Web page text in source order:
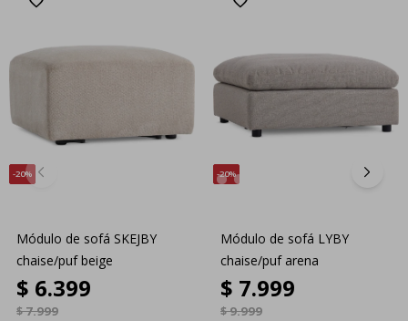
20
Módulo de sofá SKEJBY
chaise/puf beige
$ 6.399
$7.999
20
Módulo de sofá LYBY
chaise/puf arena
$ 7.999
$9.999